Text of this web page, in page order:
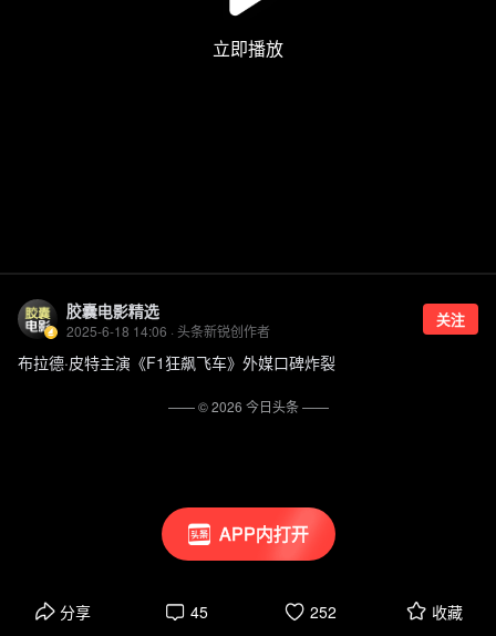
APP内打开
胶囊电影精选
2025-6-18 14:06 · 头条新锐创作者
关注
布拉德·皮特主演《F1狂飙飞车》外媒口碑炸裂
分享 45 252 收藏
—— ©2026 今日头条——